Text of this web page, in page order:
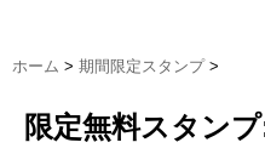
ホーム > 期間限定スタンプ >
限定無料スタン